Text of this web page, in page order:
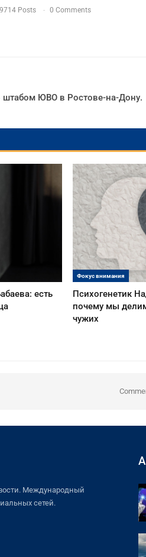
9714 Posts 0 Comments
штабом ЮВО в Ростове-на-Дону.
есть
Фокус внимания
Психогенетик
почему мы
чужих
Международный
сетей.